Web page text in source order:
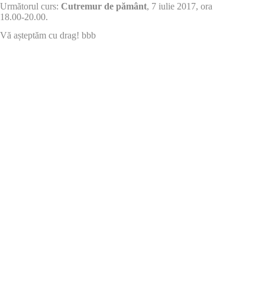
Următorul curs: Cutremur de pământ, 7 iulie 2017, ora
18.00-20.00.
Vă așteptăm cu drag! bbb